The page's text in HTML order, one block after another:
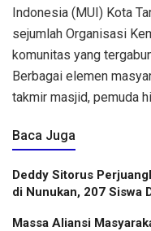
Indonesia (MUI) Kota
sejumlah Organisasi
komunitas yang
Berbagai elemen
takmir masjid, pemuda
Baca Juga
Deddy Sitorus
di Nunukan, 207 Siswa
Massa Aliansi